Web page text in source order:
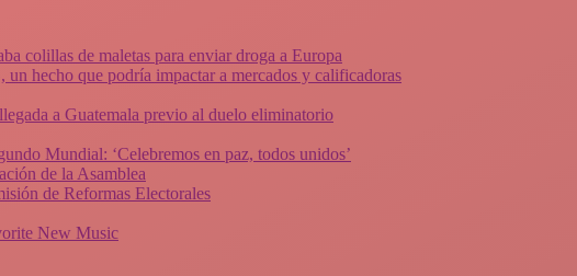
colillas de maletas para enviar droga a Europa
hecho que podría impactar a mercados y calificadoras
a Guatemala previo al duelo eliminatorio
Mundial: ‘Celebremos en paz, todos unidos’
de la Asamblea
de Reformas Electorales
New Music